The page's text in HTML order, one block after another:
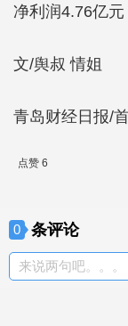
净利润4.76亿元
文/舆叔 情姐
青岛财经日报/
点赞 6
0 条评论
来说两句吧。。。